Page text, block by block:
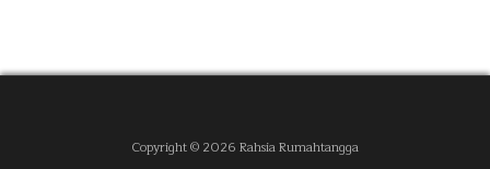
Copyright © 2026 Rahsia Rumahtangga